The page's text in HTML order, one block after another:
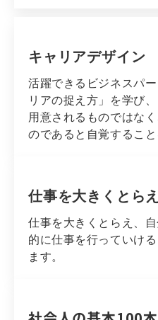
キャリアデザイン
活躍できるビジネスパ
リアの捉え方」を学び
用意されるものではな
のであると自覚すること
仕事を大きくとら
仕事を大きくとらえ、
的に仕事を行っていけ
ます。